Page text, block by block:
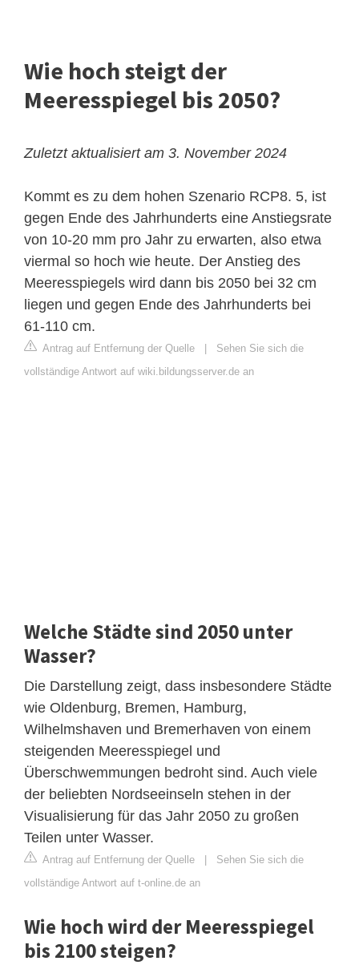
Wie hoch steigt der
Meeresspiegel bis 2050?
Zuletzt aktualisiert am 3. November 2024
Kommt es zu dem hohen Szenario RCP8. 5, ist
gegen Ende des Jahrhunderts eine Anstiegsrate
von 10-20 mm pro Jahr zu erwarten, also etwa
viermal so hoch wie heute. Der Anstieg des
Meeresspiegels wird dann bis 2050 bei 32 cm
liegen und gegen Ende des Jahrhunderts bei
61-110 cm.
Antrag auf Entfernung der Quelle
Sehen Sie sich die
vollständige Antwort auf wiki.bildungsserver.de an
Welche Städte sind 2050 unter
Wasser?
Die Darstellung zeigt, dass insbesondere Städte
wie Oldenburg, Bremen, Hamburg,
Wilhelmshaven und Bremerhaven von einem
steigenden Meeresspiegel und
Überschwemmungen bedroht sind. Auch viele
der beliebten Nordseeinseln stehen in der
Visualisierung für das Jahr 2050 zu großen
Teilen unter Wasser.
Antrag auf Entfernung der Quelle
Sehen Sie sich die
vollständige Antwort auf t-online.de an
Wie hoch wird der Meeresspiegel
bis 2100 steigen?